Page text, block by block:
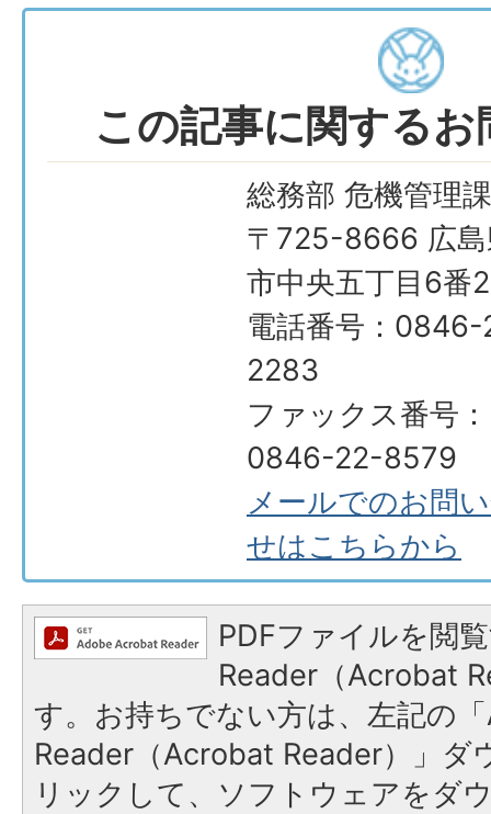
この記事に関する
総務部 危機管理課
〒725-8666 広島
市中央五丁目6番
電話番号：
2283
ファックス番号：
0846-22-8579
メールでのお問
せはこちらから
PDFファイルを閲
Reader（Acrobat
す。お持ちでない方は、左記の
Reader（Acrobat Reader）」ダ
リックして、ソフトウェアをダ